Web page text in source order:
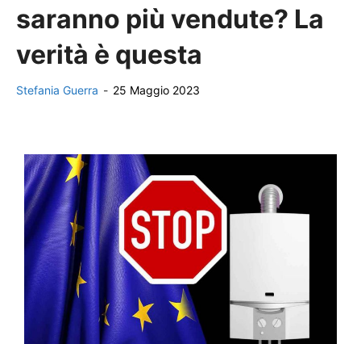
saranno più vendute? La
verità è questa
Stefania Guerra - 25 Maggio 2023